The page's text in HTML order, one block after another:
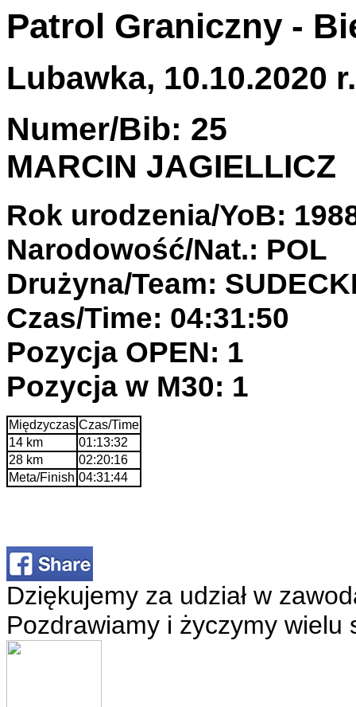
Patrol Graniczny -
Lubawka, 10.10.2020 r.
Numer/Bib: 25
MARCIN JAGIELLICZ
Rok urodzenia/YoB:
Narodowość/Nat.: POL
Drużyna/Team:
Czas/Time: 04:31:50
Pozycja OPEN: 1
Pozycja w M30: 1
Międzyczas Czas/Time
14 km
01:13:32
28 km
02:20:16
Meta/Finish 04:31:44
Dziękujemy za udział w
Pozdrawiamy i życzymy wielu